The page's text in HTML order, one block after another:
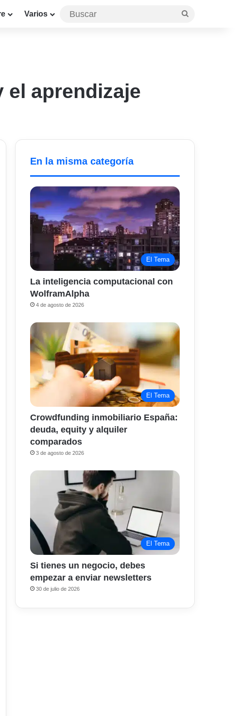
Varios
el aprendizaje
En la misma categoría
El Tema
La inteligencia computacional con
WolframAlpha
4 de agosto de 2026
El Tema
Crowdfunding inmobiliario España:
deuda, equity y alquiler
comparados
3 de agosto de 2026
El Tema
Si tienes un negocio, debes
empezar a enviar newsletters
30 de julio de 2026